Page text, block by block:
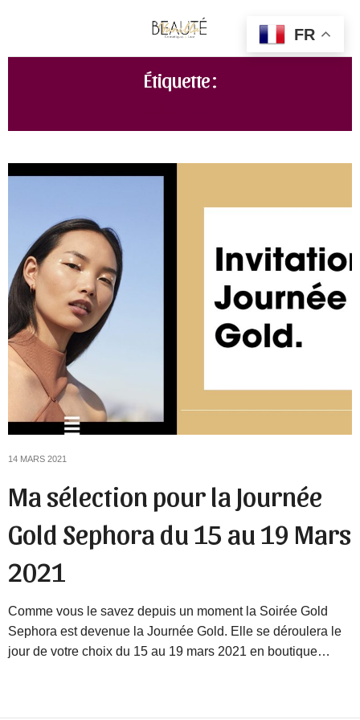
Étiquette :
14 MARS 2021
Ma sélection pour la Journée
Gold Sephora du 15 au 19 Mars
2021
Comme vous le savez depuis un moment la Soirée Gold
Sephora est devenue la Journée Gold. Elle se déroulera le
jour de votre choix du 15 au 19 mars 2021 en boutique…
FR